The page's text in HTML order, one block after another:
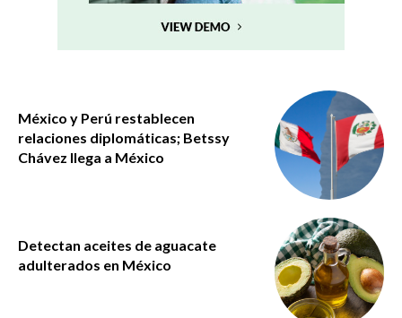
México y Perú restablecen
relaciones diplomáticas; Betssy
Chávez llega a México
Detectan aceites de aguacate
adulterados en México